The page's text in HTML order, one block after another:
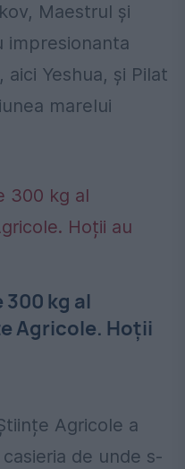
Maestrul și
impresionanta
Yeshua, și Pilat
marelui
300 kg al
Agricole. Hoții
Agricole a
de unde s-